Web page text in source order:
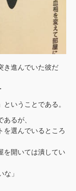
き進んでいた彼だ
いうことである。
るが、
を選んでいるところ
を開いては潰してい
」